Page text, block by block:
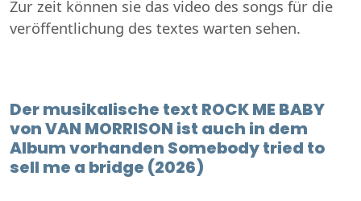
Zur zeit können sie das video des songs für die
veröffentlichung des textes warten sehen.
Der musikalische text ROCK ME BABY
von VAN MORRISON ist auch in dem
Album vorhanden Somebody tried to
sell me a bridge (2026)